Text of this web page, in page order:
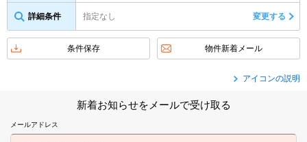
詳細条件 指定なし 変更する
条件保存 物件新着メール
アイコンの説明
新着お知らせをメールで受け取る
メールアドレス